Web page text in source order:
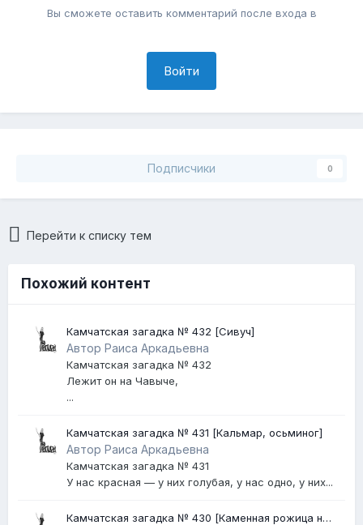
Вы сможете оставить комментарий после входа в
Войти
Подписчики 0
Перейти к списку тем
Похожий контент
Камчатская загадка № 432 [Сивуч]
Автор Раиса Аркадьевна
Камчатская загадка № 432
Лежит он на Чавыче,
...
Камчатская загадка № 431 [Кальмар, осьминог]
Автор Раиса Аркадьевна
Камчатская загадка № 431
У нас красная — у них голубая, у нас одно, у них...
Камчатская загадка № 430 [Каменная рожица на